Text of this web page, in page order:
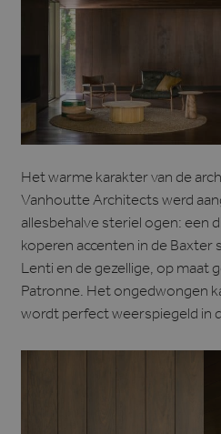
Het warme karakter van de
Vanhoutte Architects werd
allesbehalve steriel ogen: een
koperen accenten in de Baxter
Lenti en de gezellige, op maat
Patronne. Het ongedwongen
wordt perfect weerspiegeld in